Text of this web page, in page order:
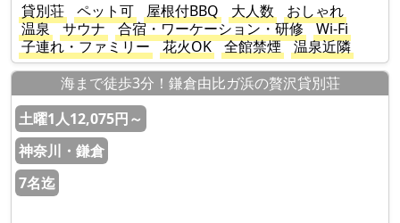
貸別荘
ペット可 屋根付BBQ 大人数
おしゃれ
温泉
サウナ 合宿・ワーケーション・研修
Wi-Fi
子連れ・ファミリー
花火OK 全館禁煙
温泉近隣
海まで徒歩3分！鎌倉由比ガ浜の贅沢貸別荘
土曜1人12,075円～
神奈川・鎌倉
7名迄